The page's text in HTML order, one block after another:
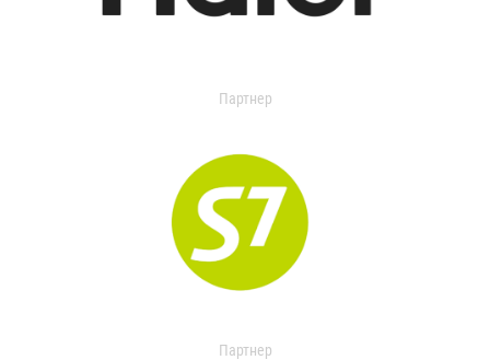
Партнер
Партнер